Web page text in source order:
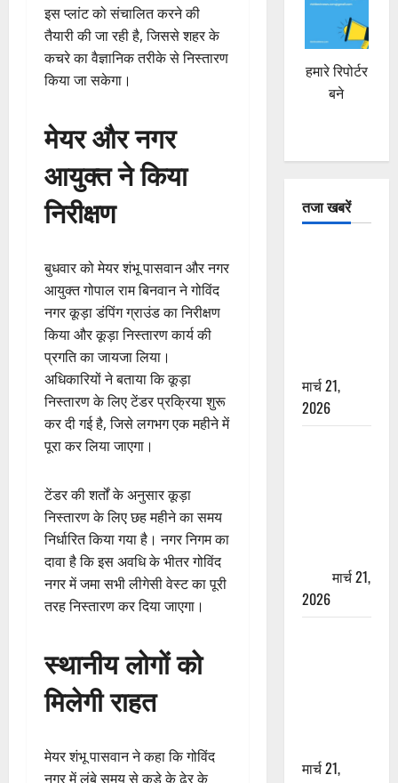
इस प्लांट को संचालित करने की
तैयारी की जा रही है, जिससे शहर के
कचरे का वैज्ञानिक तरीके से निस्तारण
किया जा सकेगा।
मेयर और नगर
आयुक्त ने किया
निरीक्षण
बुधवार को मेयर शंभू पासवान और नगर
आयुक्त गोपाल राम बिनवान ने गोविंद
नगर कूड़ा डंपिंग ग्राउंड का निरीक्षण
किया और कूड़ा निस्तारण कार्य की
प्रगति का जायजा लिया।
अधिकारियों ने बताया कि कूड़ा
निस्तारण के लिए टेंडर प्रक्रिया शुरू
कर दी गई है, जिसे लगभग एक महीने में
पूरा कर लिया जाएगा।
टेंडर की शर्तों के अनुसार कूड़ा
निस्तारण के लिए छह महीने का समय
निर्धारित किया गया है। नगर निगम का
दावा है कि इस अवधि के भीतर गोविंद
नगर में जमा सभी लीगेसी वेस्ट का पूरी
तरह निस्तारण कर दिया जाएगा।
स्थानीय लोगों को
मिलेगी राहत
मेयर शंभू पासवान ने कहा कि गोविंद
नगर में लंबे समय से कूड़े के ढेर के
हमारे रिपोर्टर
बने
तजा खबरें
मार्च 21,
2026
मार्च 21,
2026
मार्च 21,